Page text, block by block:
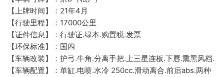
【上牌时间】：21年4月
【行驶里程】：17000公里
【证件信息】：行驶证.绿本.购置税.发票
【环保标准】：国四
【车辆改装】：护弓.牛角.分离手把.上三星连板.下唇.熏黑风档.
【车辆配置】：单缸.电喷.水冷 250cc.滑动离合.前后abs.两种